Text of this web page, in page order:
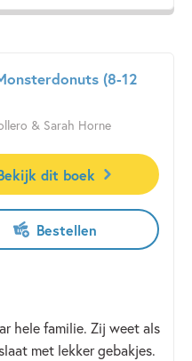
(8-12
& Sarah Horne
dit boek
Bestellen
hele familie. Zij weet als
met lekker gebakjes.